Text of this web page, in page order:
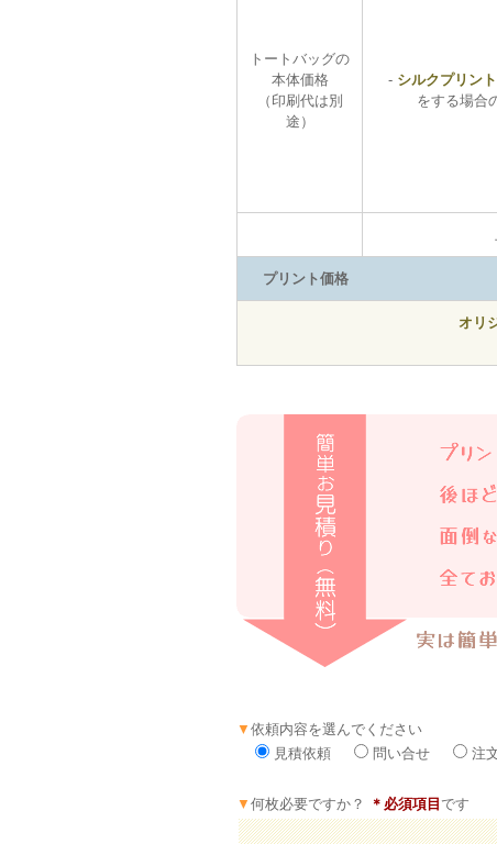
トートバッグの
本体価格
（印刷代は別
途）
- シルクプリント
をする場合の
プリント価格
オリ
▼ 依頼内容を選んでください
見積依頼
問い合せ 注
▼ 何枚必要ですか？ ＊必須項目 です